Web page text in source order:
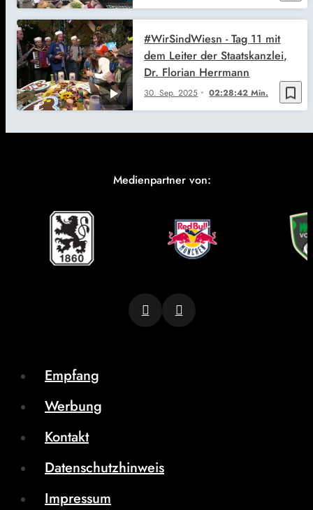
bookmark_border
30. Sep. 2025 02:28:42 Min.
#WirSindWiesn - Tag 11 mit
dem Leiter der Staatskanzlei,
Dr. Florian Herrmann
Medienpartner von:
Empfang
Werbung
Kontakt
Datenschutzhinweis
Impressum